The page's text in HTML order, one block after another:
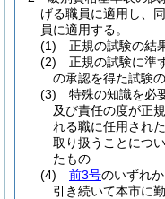
げる職員に適用し、
員に適用する。
(1)
正規の試験の結
(2)
正規の試験に準
の承認を得た試験
(3)
特殊の知識を必
及び責任の度が正
れる職に任用された
取り扱うことにつ
たもの
(4)
前3号のいずれ
引き続いて本市に